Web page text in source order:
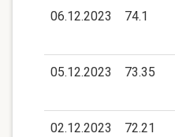
06.12.2023 74.1
05.12.2023 73.35
02.12.2023 72.21